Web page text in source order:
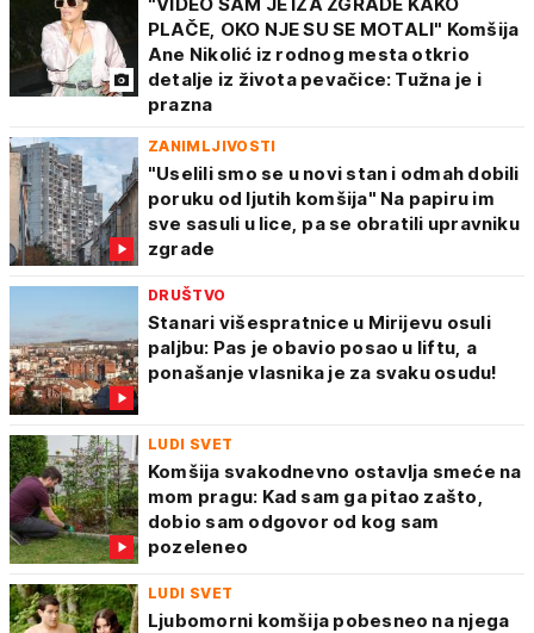
PLAČE, OKO NJE SU SE MOTALI" Komšija
Ane Nikolić iz rodnog mesta otkrio
detalje iz života pevačice: Tužna je i
prazna
ZANIMLJIVOSTI
"Uselili smo se u novi stan i odmah dobili
poruku od ljutih komšija" Na papiru im
sve sasuli u lice, pa se obratili upravniku
zgrade
DRUŠTVO
Stanari višespratnice u Mirijevu osuli
paljbu: Pas je obavio posao u liftu, a
ponašanje vlasnika je za svaku osudu!
LUDI SVET
Komšija svakodnevno ostavlja smeće na
mom pragu: Kad sam ga pitao zašto,
dobio sam odgovor od kog sam
pozeleneo
LUDI SVET
Ljubomorni komšija pobesneo na njega